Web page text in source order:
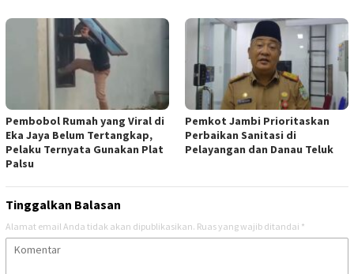
Pembobol Rumah yang Viral di
Eka Jaya Belum Tertangkap,
Pelaku Ternyata Gunakan Plat
Palsu
Pemkot Jambi Prioritaskan
Perbaikan Sanitasi di
Pelayangan dan Danau Teluk
Tinggalkan Balasan
Alamat email Anda tidak akan dipublikasikan. Ruas yang wajib ditandai *